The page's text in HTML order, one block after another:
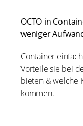
OCTO in
weniger
Container
Vorteile sie bei
bieten & welche
kommen.